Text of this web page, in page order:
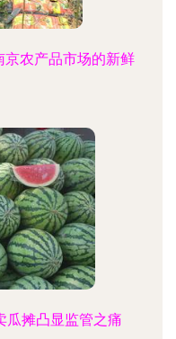
京农产品市场的新鲜
瓜摊凸显监管之痛